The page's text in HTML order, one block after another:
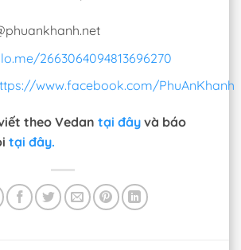
2663064094813696270
www.facebook.com/PhuAnKhanh
theo Vedan tại đây và báo
tại đây.